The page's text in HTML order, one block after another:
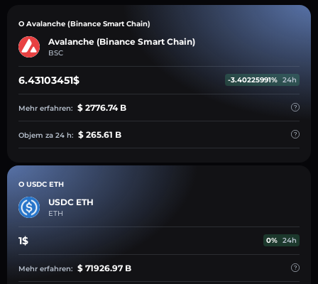
O Avalanche (Binance Smart Chain)
Avalanche (Binance Smart Chain)
BSC
6.43103451$ -3.40225991% 24h
Mehr erfahren: $ 2776.74 B
Objem za 24 h: $ 265.61 B
O USDC ETH
USDC ETH
ETH
1$ 0% 24h
Mehr erfahren: $ 71926.97 B